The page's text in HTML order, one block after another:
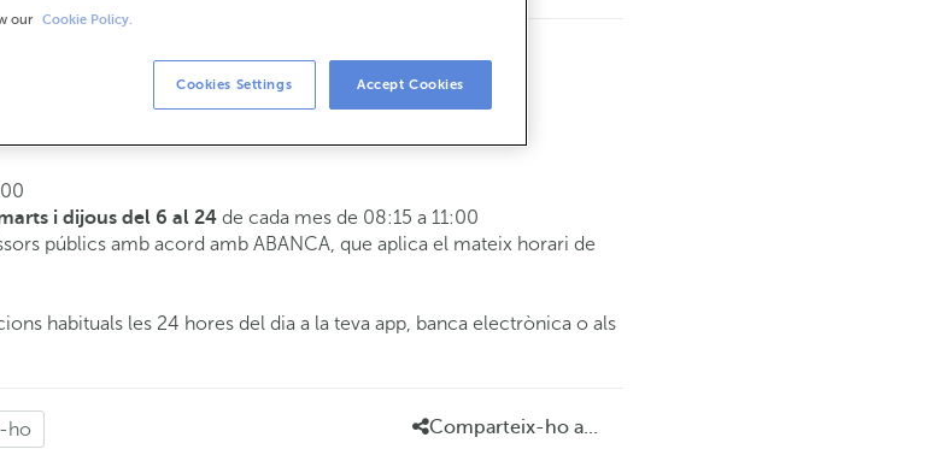
hora que triïs.
i dijous del 6 al 24 de cada mes de 08:15 a 11:00
públics amb acord amb ABANCA, que aplica el mateix horari de
habituals les 24 hores del dia a la teva app, banca electrònica o als
ho Comparteix-ho a...
our Cookie Policy.
Cookies Settings Accept Cookies